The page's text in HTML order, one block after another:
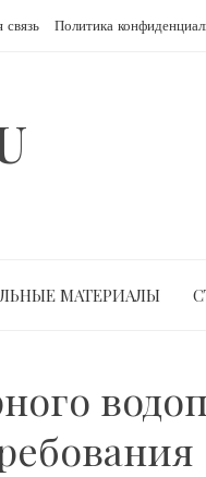
связь Политика
МАТЕРИАЛЫ